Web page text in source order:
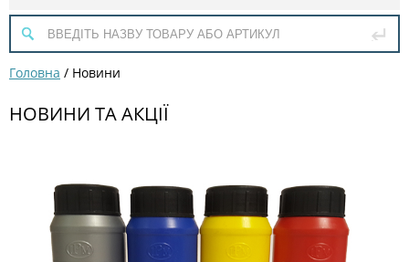
Головна / Новини
НОВИНИ ТА АКЦІЇ